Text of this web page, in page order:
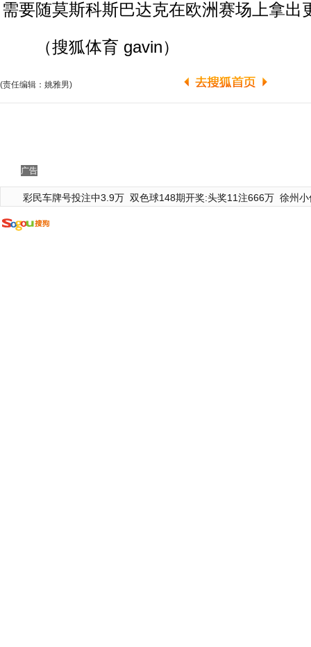
需要随莫斯科斯巴达克在欧洲赛场上拿出
（搜狐体育 gavin）
(责任编辑：姚雅男)
广告
彩民车牌号投注中3.9万 双色球148期开奖:头奖11注666万 徐州